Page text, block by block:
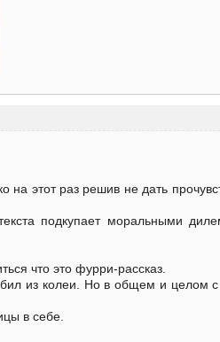
этот раз решив не дать
подкупает моральными
что это фурри-рассказ.
из колеи. Но в общем и целом с
в себе.